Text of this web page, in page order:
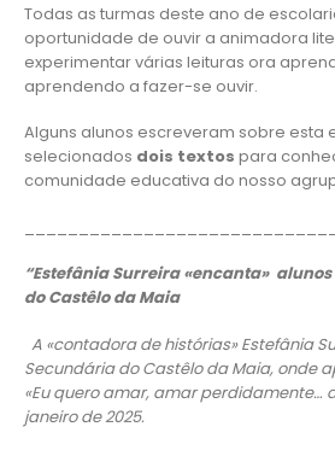
Todas as turmas deste ano de
oportunidade de ouvir a animadora
experimentar várias leituras ora
aprendendo a fazer-se ouvir.
Alguns alunos escreveram sobre esta
selecionados dois textos para
comunidade educativa do nosso
“Estefânia Surreira «encanta»
do Castêlo da Maia
A «contadora de histórias» Estefânia
Secundária do Castêlo da Maia, onde
«Eu quero amar, amar perdidamente…
janeiro de 2025.